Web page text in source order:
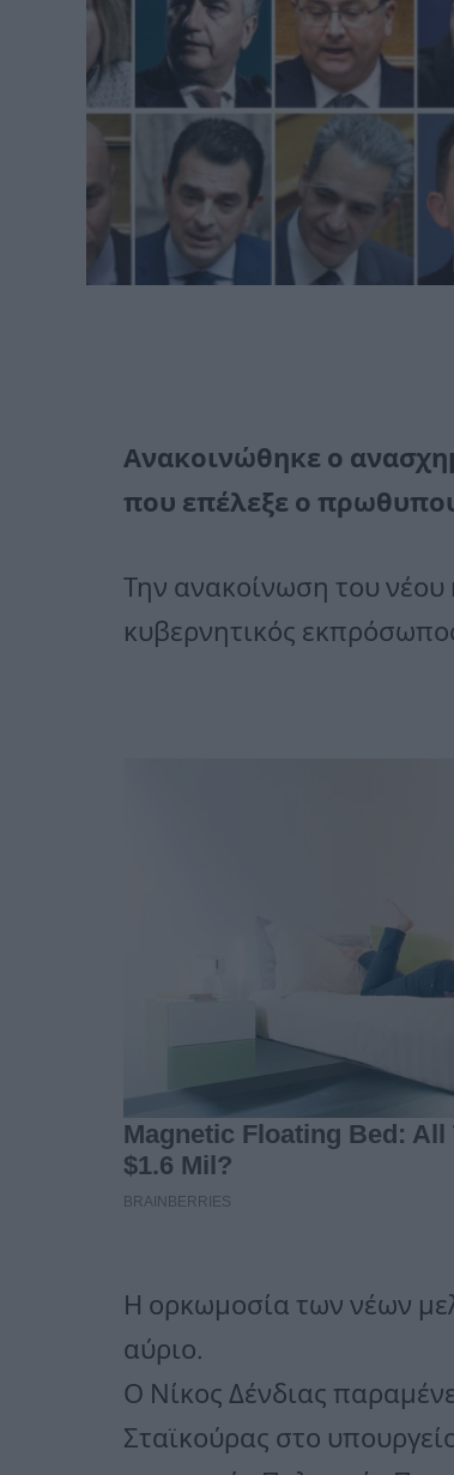
Ανακοινώθηκε ο
που επέλεξε ο
Την ανακοίνωση του νέου
κυβερνητικός
Η ορκωμοσία των νέων
αύριο.
Ο Νίκος Δένδιας
Σταϊκούρας στο